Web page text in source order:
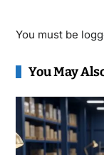
You must be
You May